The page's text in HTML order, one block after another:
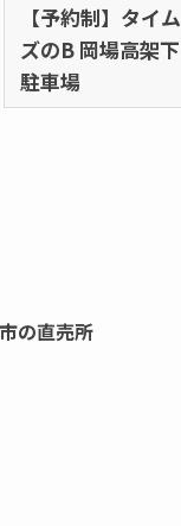
【予約制】タイム
ズのB 岡場高架下
駐車場
の直売所